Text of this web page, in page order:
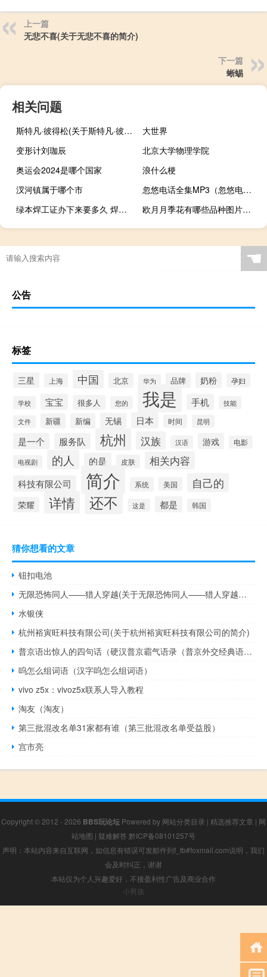
上一篇
无悲不喜(关于无悲不喜的简介)
下一篇
蜥蜴
相关问题
斯特凡·彼得松(关于斯特凡·彼得松的简介)
大世界
变形计刘珈辰
北京大学物理学院
奥运会2024是哪个国家
浪什么梗
汊河镇属于哪个市
忽悠电话全集MP3（忽悠电话）
绿本焊工证办下来要多久 焊工证办理5天拿证
欧月月季花有哪些品种图片（欧月月季花有哪些品种）
☚
公告
标签
三星 上海 中国 北京 华为 品牌 奶粉 孕妇
学校 宝宝 很多人 您的 我是 手机 技能
文件 新疆 新编 无锡 日本 时间 昆明
是一个 服务队 杭州 汉族 汉语 游戏 电影
电视剧 的人 的是 皮肤 相关内容
科技有限公司 简介 系统 美国 自己的
荣耀 详情 还不 这是 都是 韩国
猜你想看的文章
钮扣电池
无限恐怖同人——猎人穿越(关于无限恐怖同人——猎人穿越的简介)
水银侠
杭州裕寅旺科技有限公司(关于杭州裕寅旺科技有限公司的简介)
普京语出惊人的四句话（硬汉普京霸气语录（普京外交经典语录））
呜怎么组词语（汉字呜怎么组词语）
vivo z5x：vivoz5x联系人导入教程
淘友（淘友）
第三批混改名单31家都有谁（第三批混改名单受益股）
宫市亮
Copyright © 2012 - 2026 BBS玩论坛 Powered by 网站分类目录 | 精选推荐文章 | 网
站地图 | 疑难解答 黔ICP备08101257号
声明：本站内容来自互联网，如信息有错误可发邮件到f_fb#foxmail.com说明，我们
会及时纠正，谢谢
本站仅为个人兴趣爱好，不接盈利性广告及商业合作
小男孩